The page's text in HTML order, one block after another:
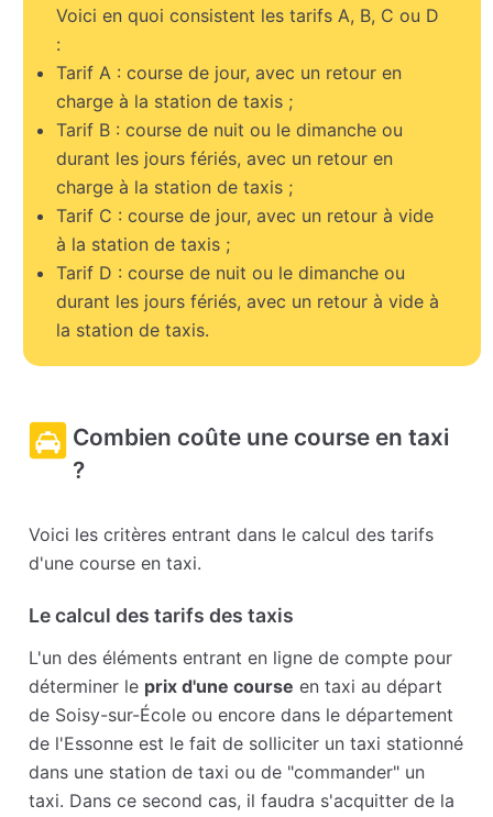
Voici en quoi consistent les tarifs A, B, C ou D
:
Tarif A : course de jour, avec un retour en
charge à la station de taxis ;
Tarif B : course de nuit ou le dimanche ou
durant les jours fériés, avec un retour en
charge à la station de taxis ;
Tarif C : course de jour, avec un retour à vide
à la station de taxis ;
Tarif D : course de nuit ou le dimanche ou
durant les jours fériés, avec un retour à vide à
la station de taxis.
Combien coûte une course en taxi
?
Voici les critères entrant dans le calcul des tarifs
d'une course en taxi.
Le calcul des tarifs des taxis
L'un des éléments entrant en ligne de compte pour
déterminer le prix d'une course en taxi au départ
de Soisy-sur-École ou encore dans le département
de l'Essonne est le fait de solliciter un taxi stationné
dans une station de taxi ou de "commander" un
taxi. Dans ce second cas, il faudra s'acquitter de la